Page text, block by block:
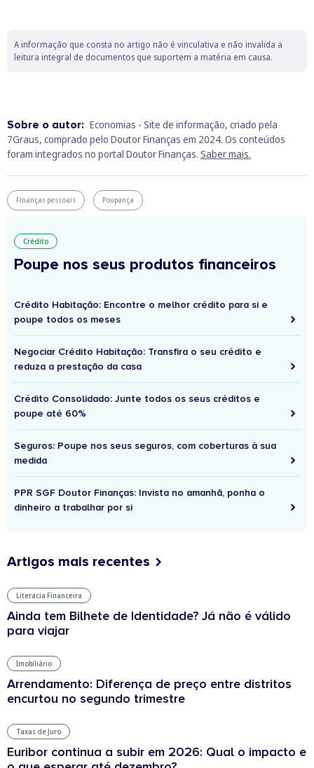
A informação que consta no artigo não é vinculativa e não invalida a
leitura integral de documentos que suportem a matéria em causa.
Sobre o autor: Economias - Site de informação, criado pela
7Graus, comprado pelo Doutor Finanças em 2024. Os conteúdos
foram integrados no portal Doutor Finanças. Saber mais.
Finanças pessoais Poupança
Crédito
Poupe nos seus produtos financeiros
Crédito Habitação: Encontre o melhor crédito para si e
poupe todos os meses
Negociar Crédito Habitação: Transfira o seu crédito e
reduza a prestação da casa
Crédito Consolidado: Junte todos os seus créditos e
poupe até 60%
Seguros: Poupe nos seus seguros, com coberturas à sua
medida
PPR SGF Doutor Finanças: Invista no amanhã, ponha o
dinheiro a trabalhar por si
Artigos mais recentes
Literacia Financeira
Ainda tem Bilhete de Identidade? Já não é válido
para viajar
Imobiliário
Arrendamento: Diferença de preço entre distritos
encurtou no segundo trimestre
Taxas de Juro
Euribor continua a subir em 2026: Qual o impacto e